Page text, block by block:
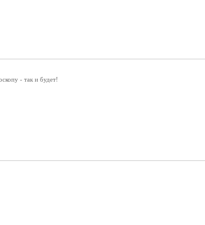
- так и будет!